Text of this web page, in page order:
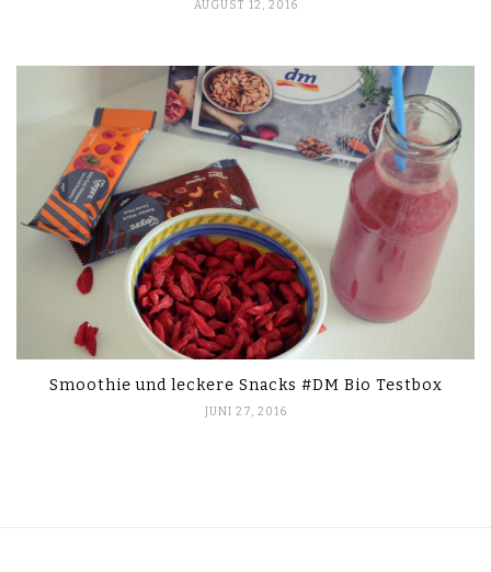
AUGUST 12, 2016
Smoothie und leckere Snacks #DM Bio Testbox
JUNI 27, 2016